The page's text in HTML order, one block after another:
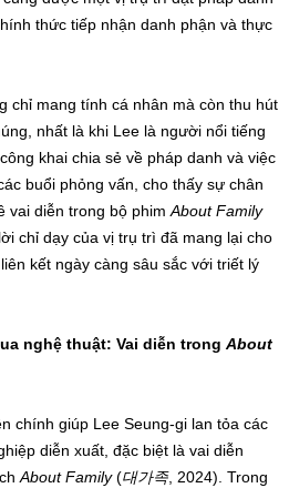
thức tiếp nhận danh phận và thực
chỉ mang tính cá nhân mà còn thu hút
nhất là khi Lee là người nổi tiếng
khai chia sẻ về pháp danh và việc
buổi phỏng vấn, cho thấy sự chân
vai diễn trong bộ phim About Family
chỉ dạy của vị trụ trì đã mang lại cho
kết ngày càng sâu sắc với triết lý
nghệ thuật: Vai diễn trong About
chính giúp Lee Seung-gi lan tỏa các
diễn xuất, đặc biệt là vai diễn
About Family(대가족, 2024). Trong